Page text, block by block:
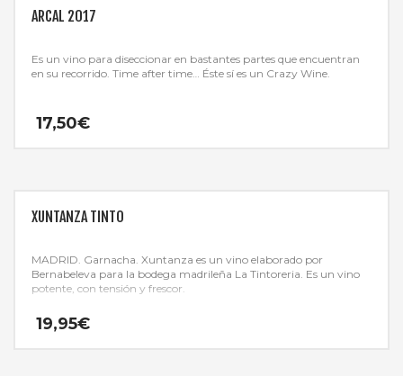
ARCAL 2017
Es un vino para diseccionar en bastantes partes que encuentran
en su recorrido. Time after time… Éste sí es un Crazy Wine.
17,50€
XUNTANZA TINTO
MADRID. Garnacha. Xuntanza es un vino elaborado por
Bernabeleva para la bodega madrileña La Tintoreria. Es un vino
potente, con tensión y frescor.
19,95€